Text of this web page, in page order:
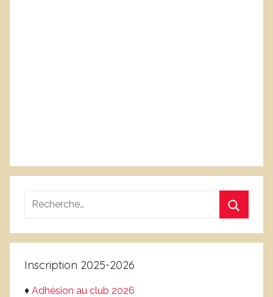
Recherche
:
Inscription 2025-2026
♦ Adhésion au club 2026